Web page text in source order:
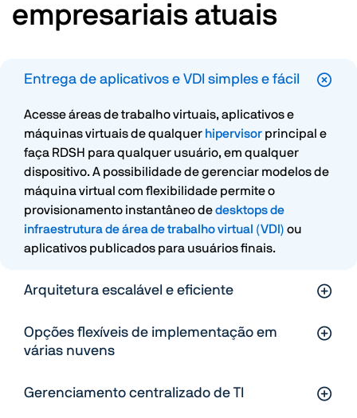
empresariais atuais
Entrega de aplicativos e VDI simples e fácil
Acesse áreas de trabalho virtuais, aplicativos e
máquinas virtuais de qualquer hipervisor principal e
faça RDSH para qualquer usuário, em qualquer
dispositivo. A possibilidade de gerenciar modelos de
máquina virtual com flexibilidade permite o
provisionamento instantâneo dedesktops de
infraestrutura de área de trabalho virtual (VDI) ou
aplicativos publicados para usuários finais.
Arquitetura escalável e eficiente
Opções flexíveis de implementação em
várias nuvens
Gerenciamento centralizado de TI